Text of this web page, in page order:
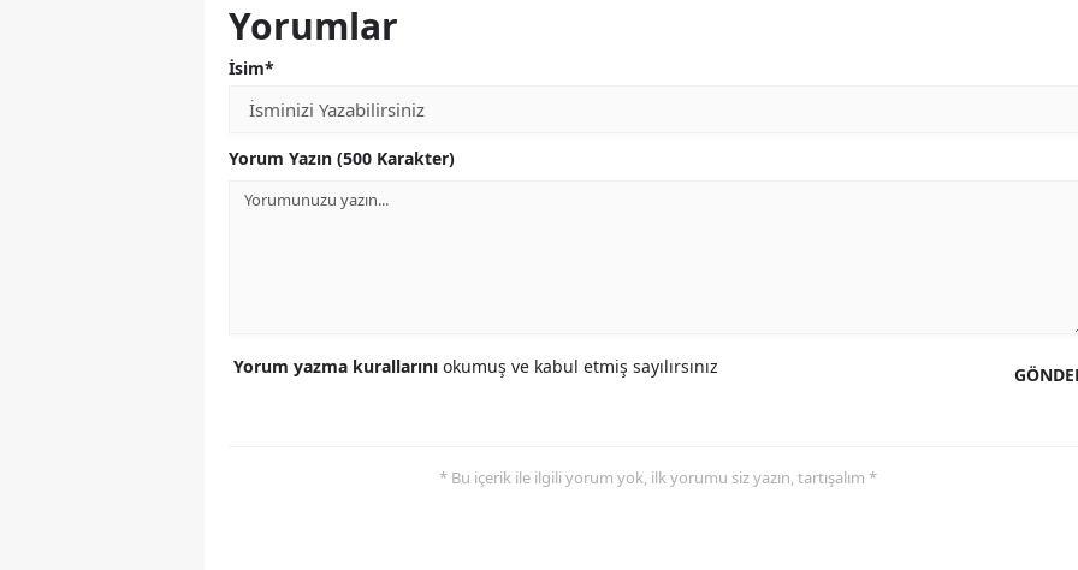
Iğdır
Yorumlar
İsim*
Yorum Yazın (500 Karakter)
Yorum yazma kurallarını okumuş ve kabul etmiş sayılırsınız
* Bu içerik ile ilgili yorum yok, ilk yorumu siz yazın, tartışalım *